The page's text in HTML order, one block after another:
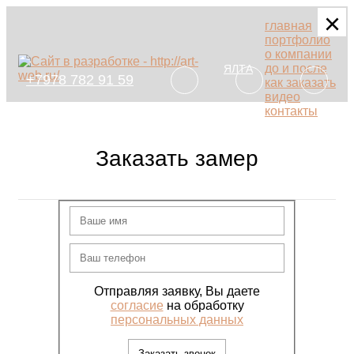
ЯЛТА
главная
портфолио
о компании
до и после
как заказать
видео
контакты
+7978 782 91 59
×
Заказать замер
Отправляя заявку, Вы даете
согласие на обработку
персональных данных
×
×